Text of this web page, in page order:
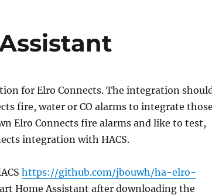
for Elro Connects. The integration
fire, water or CO alarms to integrate
Elro Connects fire alarms and like to test,
integration with HACS.
https://github.com/jbouwh/ha-elro-
Home Assistant after downloading the